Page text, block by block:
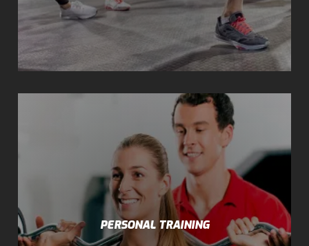
PERSONAL TRAINING